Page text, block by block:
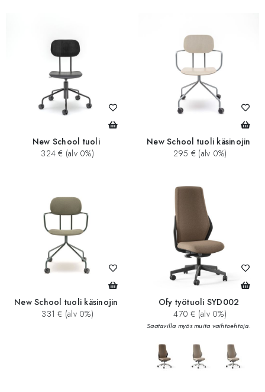
New School tuoli
324 € (alv 0%)
New School tuoli käsinojin
295 € (alv 0%)
New School tuoli käsinojin
331 € (alv 0%)
Ofy työtuoli SYD002
470 € (alv 0%)
Saatavilla myös muita vaihtoehtoja.